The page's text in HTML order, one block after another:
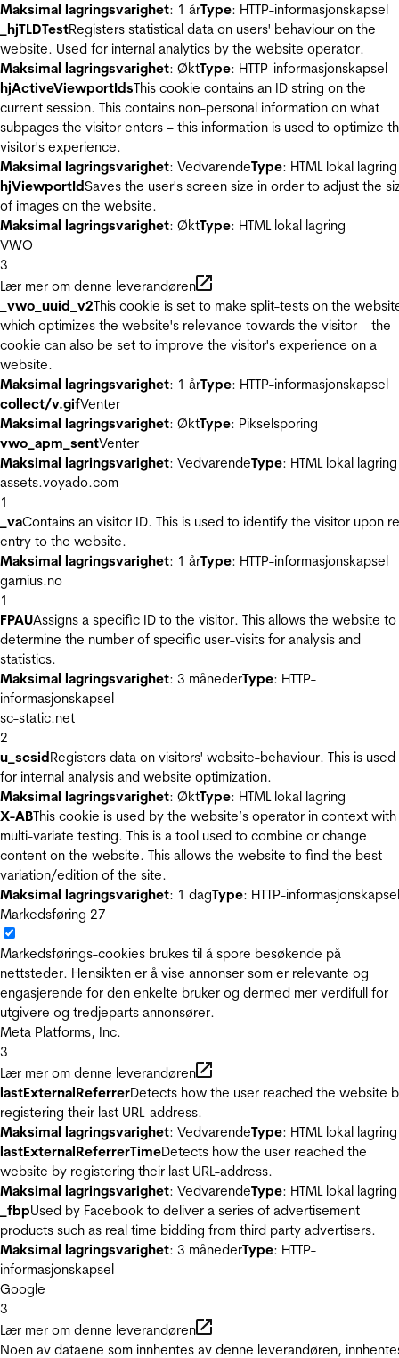
Maksimal lagringsvarighet: 1 årType: HTTP-informasjonskapsel
_hjTLDTestRegisters statistical data on users' behaviour on the
website. Used for internal analytics by the website operator.
Maksimal lagringsvarighet: ØktType: HTTP-informasjonskapsel
hjActiveViewportIdsThis cookie contains an ID string on the
current session. This contains non-personal information on what
subpages the visitor enters – this information is used to optimize
visitor's experience.
Maksimal lagringsvarighet: VedvarendeType: HTML lokal lagring
hjViewportIdSaves the user's screen size in order to adjust the
of images on the website.
Maksimal lagringsvarighet: ØktType: HTML lokal lagring
VWO
3
Lær mer om denne leverandøren
_vwo_uuid_v2This cookie is set to make split-tests on the
which optimizes the website's relevance towards the visitor – the
cookie can also be set to improve the visitor's experience on a
website.
Maksimal lagringsvarighet: 1 årType: HTTP-informasjonskapsel
collect/v.gifVenter
Maksimal lagringsvarighet: ØktType: Pikselsporing
vwo_apm_sentVenter
Maksimal lagringsvarighet: VedvarendeType: HTML lokal lagring
assets.voyado.com
1
_vaContains an visitor ID. This is used to identify the visitor upon
entry to the website.
Maksimal lagringsvarighet: 1 årType: HTTP-informasjonskapsel
garnius.no
1
FPAUAssigns a specific ID to the visitor. This allows the website to
determine the number of specific user-visits for analysis and
statistics.
Maksimal lagringsvarighet: 3 månederType: HTTP-
informasjonskapsel
sc-static.net
2
u_scsidRegisters data on visitors' website-behaviour. This is used
for internal analysis and website optimization.
Maksimal lagringsvarighet: ØktType: HTML lokal lagring
X-ABThis cookie is used by the website’s operator in context with
multi-variate testing. This is a tool used to combine or change
content on the website. This allows the website to find the best
variation/edition of the site.
Maksimal lagringsvarighet: 1 dagType: HTTP-informasjonskapsel
Markedsføring 27
Markedsførings-cookies brukes til å spore besøkende på
nettsteder. Hensikten er å vise annonser som er relevante og
engasjerende for den enkelte bruker og dermed mer verdifull for
utgivere og tredjeparts annonsører.
Meta Platforms, Inc.
3
Lær mer om denne leverandøren
lastExternalReferrerDetects how the user reached the website
registering their last URL-address.
Maksimal lagringsvarighet: VedvarendeType: HTML lokal lagring
lastExternalReferrerTimeDetects how the user reached the
website by registering their last URL-address.
Maksimal lagringsvarighet: VedvarendeType: HTML lokal lagring
_fbpUsed by Facebook to deliver a series of advertisement
products such as real time bidding from third party advertisers.
Maksimal lagringsvarighet: 3 månederType: HTTP-
informasjonskapsel
Google
3
Lær mer om denne leverandøren
Noen av dataene som innhentes av denne leverandøren,